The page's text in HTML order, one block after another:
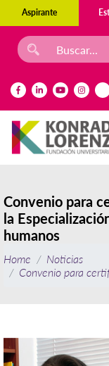
Aspirante
Convenio para
la
humanos
Home
Noticias
Convenio para